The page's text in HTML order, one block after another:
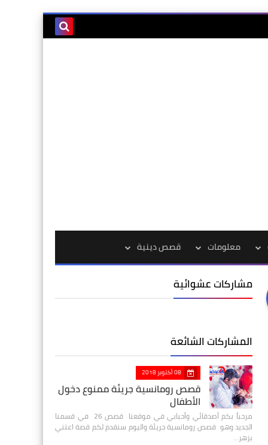
معلومات قصص دينية
مشاركات عشوائية
المشاركات الشائعة
08 أكتوبر 2018
قصص رومانسية جريئة ممنوع دخول
الأطفال
مرحباً بكم أصدقائي وأحبابي في موقعنا قصص 26 في قسمنا
الجديد وهو قصص رومانسية جريئة واليوم سنقدم لكم قصة اعتني
بزهر…